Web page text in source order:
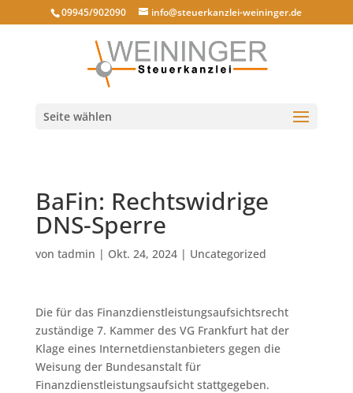
09945/902090 info@steuerkanzlei-weininger.de
Seite wählen
BaFin: Rechtswidrige
DNS-Sperre
von tadmin | Okt. 24, 2024| Uncategorized
Die für das Finanzdienstleistungsaufsichtsrecht
zuständige 7. Kammer des VG Frankfurt hat der
Klage eines Internetdienstanbieters gegen die
Weisung der Bundesanstalt für
Finanzdienstleistungsaufsicht stattgegeben.